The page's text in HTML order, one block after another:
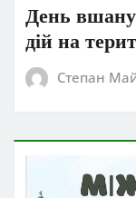
День
дій на
Степан